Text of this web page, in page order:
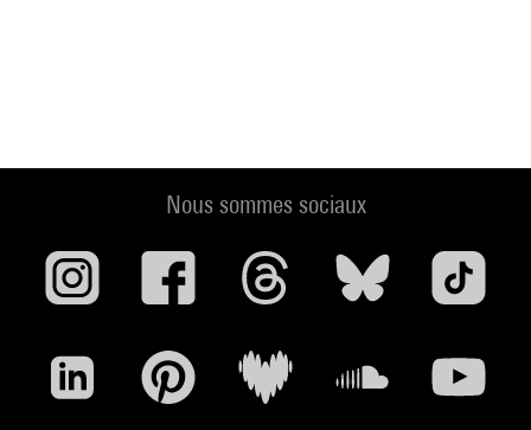
Nous sommes sociaux